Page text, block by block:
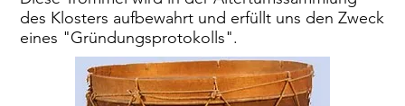
des Klosters aufbewahrt und erfüllt uns den Zweck
eines "Gründungsprotokolls".